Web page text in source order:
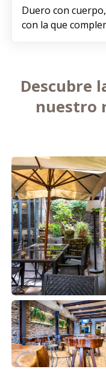
Duero con
con la que
Descubre
nuestro